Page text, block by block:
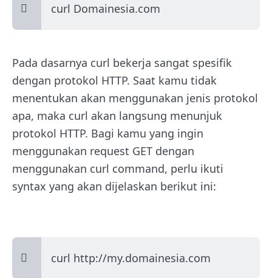
curl Domainesia.com
Pada dasarnya curl bekerja sangat spesifik
dengan protokol HTTP. Saat kamu tidak
menentukan akan menggunakan jenis protokol
apa, maka curl akan langsung menunjuk
protokol HTTP. Bagi kamu yang ingin
menggunakan request GET dengan
menggunakan curl command, perlu ikuti
syntax yang akan dijelaskan berikut ini:
curl http://my.domainesia.com